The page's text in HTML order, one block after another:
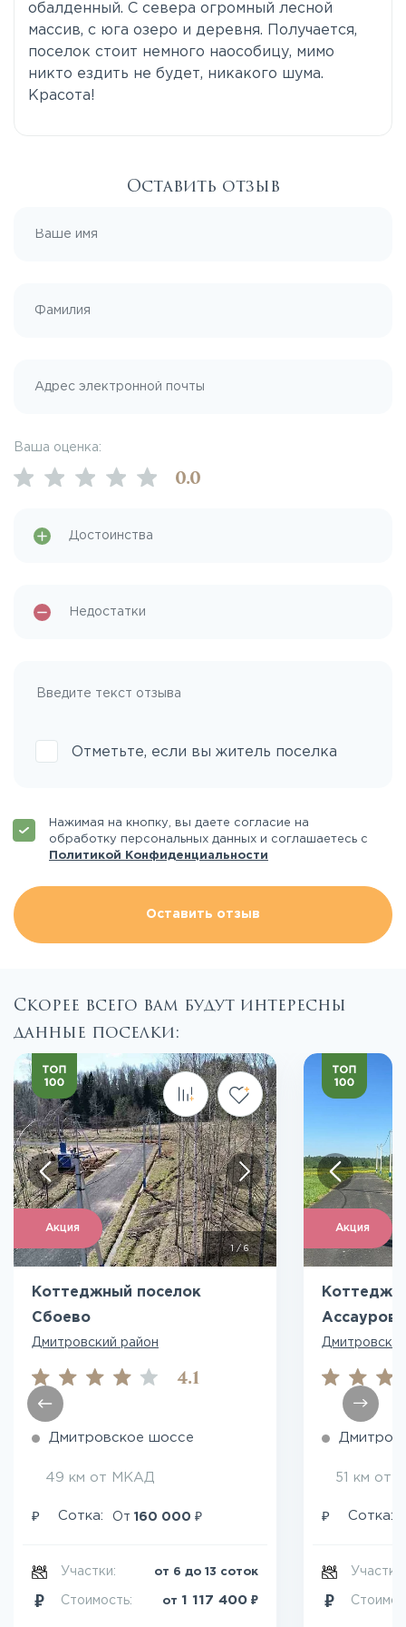
обалденный. С севера огромный лесной
массив, с юга озеро и деревня. Получается,
поселок стоит немного наособицу, мимо
никто ездить не будет, никакого шума.
Красота!
Оставить отзыв
Ваша оценка:
0.0
Отметьте, если вы житель поселка
Нажимая на кнопку, вы даете согласие на
обработку персональных данных и соглашаетесь с
Политикой Конфиденциальности
Оставить отзыв
Скорее всего вам будут интересны
данные поселки:
Акция
1/6
Коттеджный поселок
Сбоево
Дмитровский район
4.1
Дмитровское шоссе
49 км от МКАД
₽ Сотка: От 160 000 ₽
Участки: от 6 до 13 соток
Стоимость: от 1 117 400 ₽
Посмотреть все фото
Акция
Ассаурово
51 км от
₽ Сотка:
Участки: